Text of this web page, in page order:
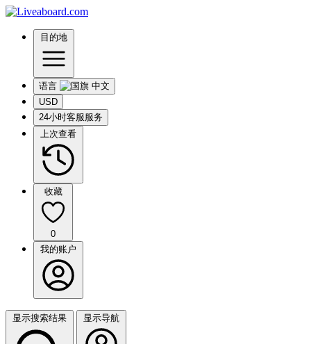
目的地
语言
USD
24小时客服服务
上次查看
收藏
0
我的账户
显示搜索结果 显示导航